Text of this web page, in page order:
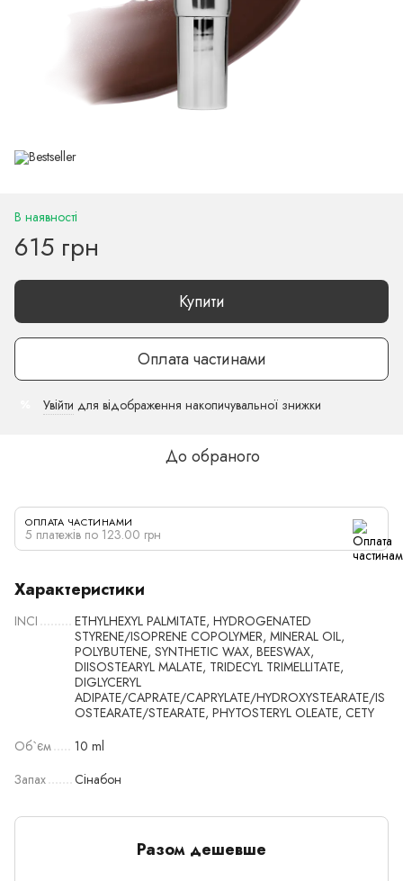
В наявності
615 грн
Купити
Оплата частинами
Увійти для відображення накопичувальної знижки
До обраного
ОПЛАТА ЧАСТИНАМИ
5 платежів по 123.00 грн
Характеристики
INCI
ETHYLHEXYL PALMITATE, HYDROGENATED
STYRENE/ISOPRENE COPOLYMER, MINERAL OIL,
POLYBUTENE, SYNTHETIC WAX, BEESWAX,
DIISOSTEARYL MALATE, TRIDECYL TRIMELLITATE,
DIGLYCERYL
ADIPATE/CAPRATE/CAPRYLATE/HYDROXYSTEARATE/IS
OSTEARATE/STEARATE, PHYTOSTERYL OLEATE, CETY
Об`єм
10 ml
Запах
Сінабон
Разом дешевше